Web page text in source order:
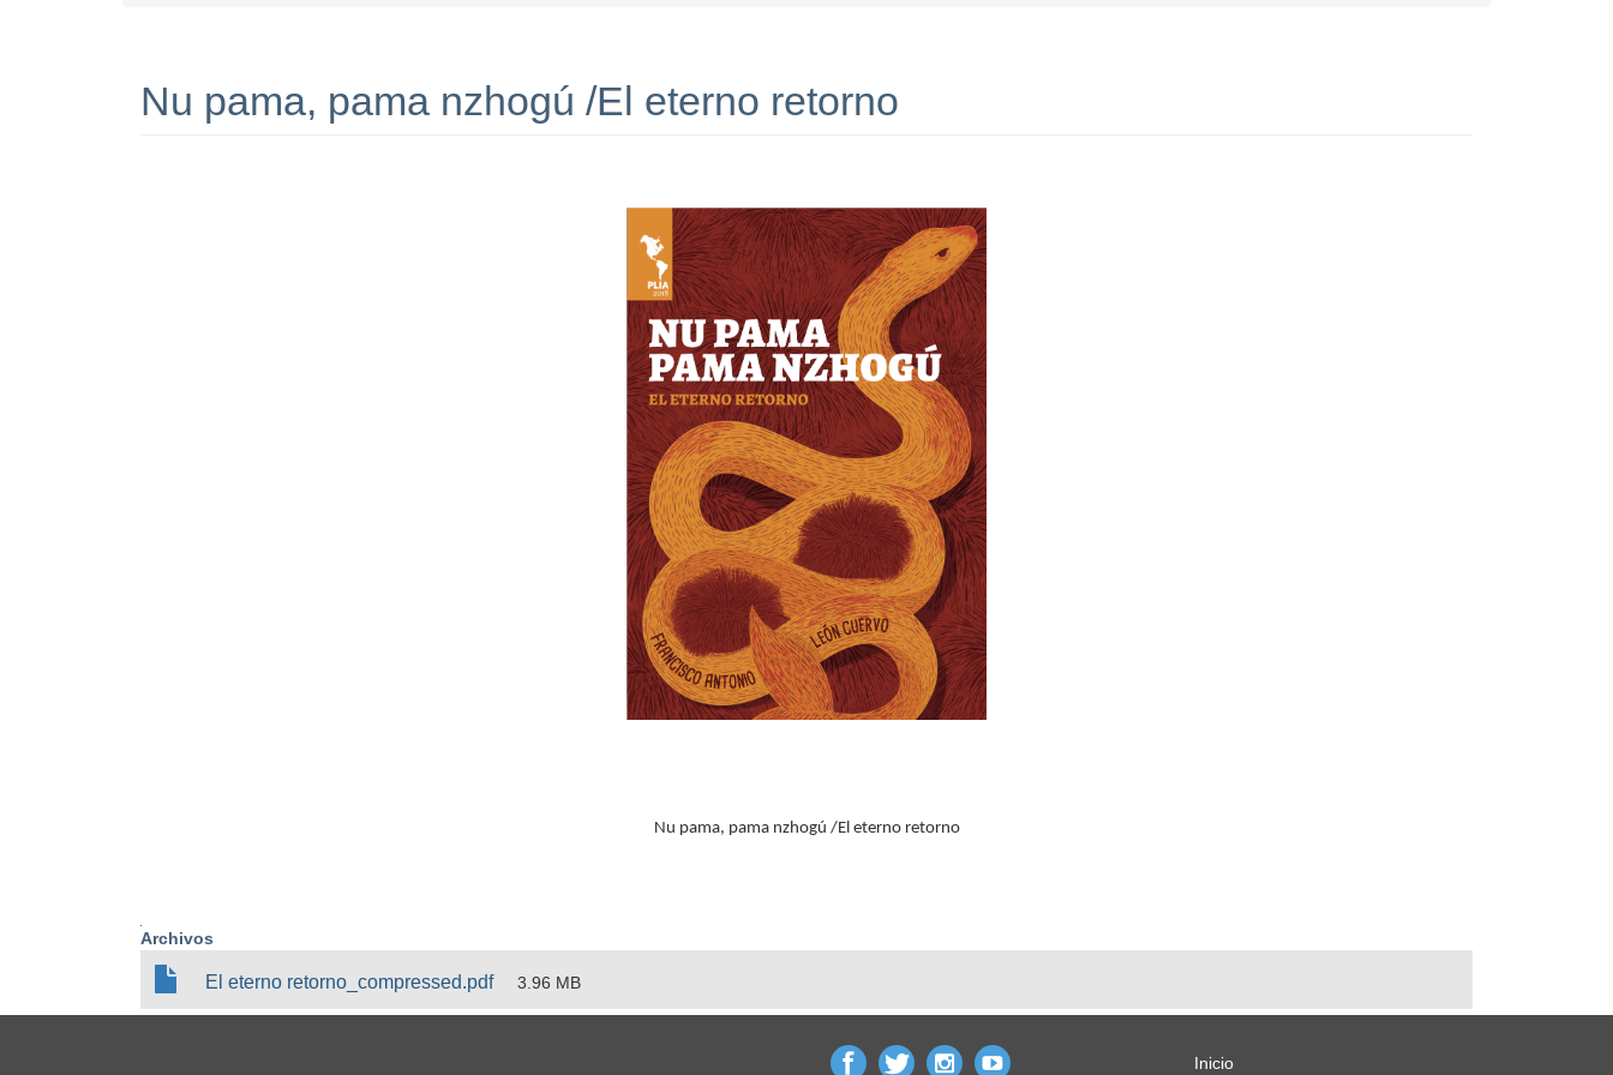
Nu pama, pama nzhogú /El eterno retorno
Nu pama, pama nzhogú /El eterno retorno
Archivos
c
El eterno retorno_compressed.pdf 3.96 MB
Inicio